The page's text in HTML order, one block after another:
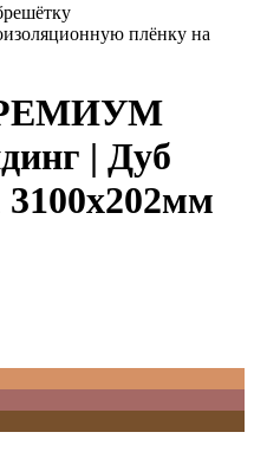
плёнку на
| Дуб